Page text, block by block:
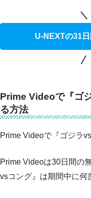
U-NEXTの31
Prime Videoで『ゴ
る方法
Prime Videoで『ゴジラ
Prime Videoは30日間の
vsコング』は期間中に何